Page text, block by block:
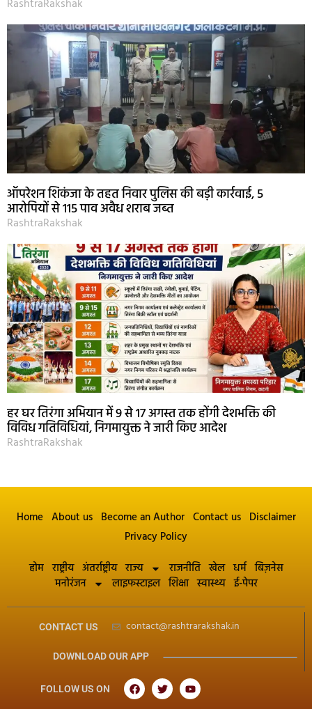
RashtraRakshak
ऑपरेशन शिकंजा के तहत निवार पुलिस की बड़ी कार्रवाई, 5
आरोपियों से 115 पाव अवैध शराब जब्त
RashtraRakshak
हर घर तिरंगा अभियान में 9 से 17 अगस्त तक होंगी देशभक्ति की
विविध गतिविधियां, निगमायुक्त ने जारी किए आदेश
RashtraRakshak
Home About us Become an Author Contact us Disclaimer
Privacy Policy
होम राष्ट्रीय अंतर्राष्ट्रीय राज्य राजनीति खेल धर्म बिज़नेस
मनोरंजन
लाइफस्टाइल शिक्षा स्वास्थ्य ई-पेपर
CONTACT US contact@rashtrarakshak.in
DOWNLOAD OUR APP
FOLLOW US ON